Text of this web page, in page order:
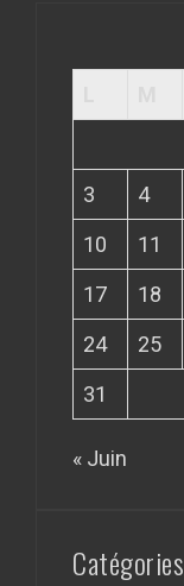
3
4
10
11
17
18
24
25
31
« Juin
Catégories